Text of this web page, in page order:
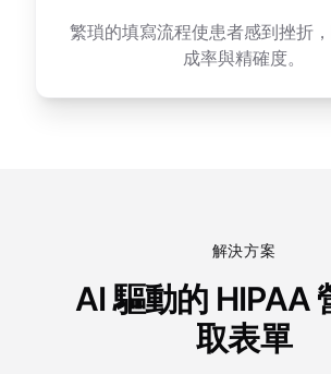
繁瑣的填寫流程使患者感到挫折
成率與精確度。
解決方案
AI 驅動的 HIPAA
取表單